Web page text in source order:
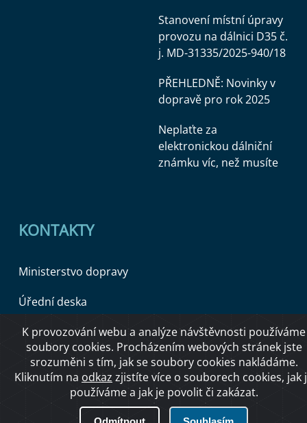
Stanovení místní úpravy
provozu na dálnici D35 č.
j. MD-31335/2025-940/18
PŘEHLEDNĚ: Novinky v
dopravě pro rok 2025
Neplaťte za
elektronickou dálniční
známku víc, než musíte
KONTAKTY
Ministerstvo dopravy
Úřední deska
Copyright © 2026 Ministerstvo dopravy ČR
O přístupnosti
K provozování webu a analýze návštěvnosti používáme
soubory cookies. Procházením webových stránek jste
srozuměni s tím, jak se soubory cookies nakládáme.
Kliknutím na odkaz zjistíte více o souborech cookies, jak
používáme a jak je povolit či zakázat.